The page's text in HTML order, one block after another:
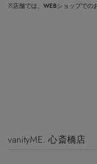
※店舗では、WEBショップでの
vanityME. 心斎橋店